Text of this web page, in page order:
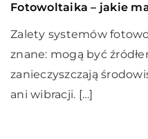
Fotowoltaika – jakie
Zalety systemów
znane: mogą być
zanieczyszczają
ani wibracji. […]